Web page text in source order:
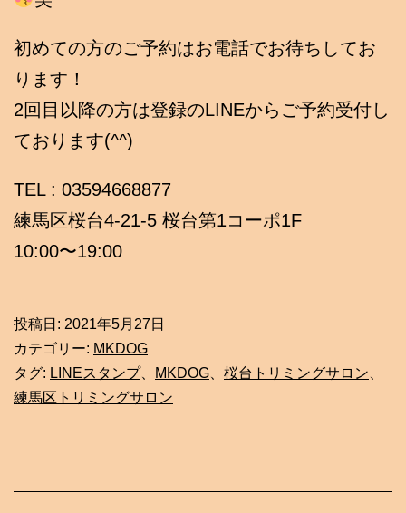
初めての方のご予約はお電話でお待ちしてお
ります！
2回目以降の方は登録のLINEからご予約受付し
ております(^^)
TEL : 03594668877
練馬区桜台4-21-5 桜台第1コーポ1F
10:00〜19:00
投稿日: 2021年5月27日
カテゴリー: MKDOG
タグ: LINEスタンプ、 MKDOG 桜台トリミングサロン
練馬区トリミングサロン